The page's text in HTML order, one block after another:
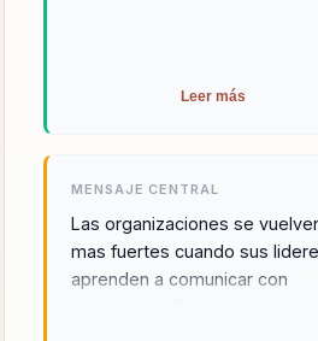
Leer más
MENSAJE CENTRAL
Las organizaciones se
mas fuertes cuando sus
aprenden a comunicar con